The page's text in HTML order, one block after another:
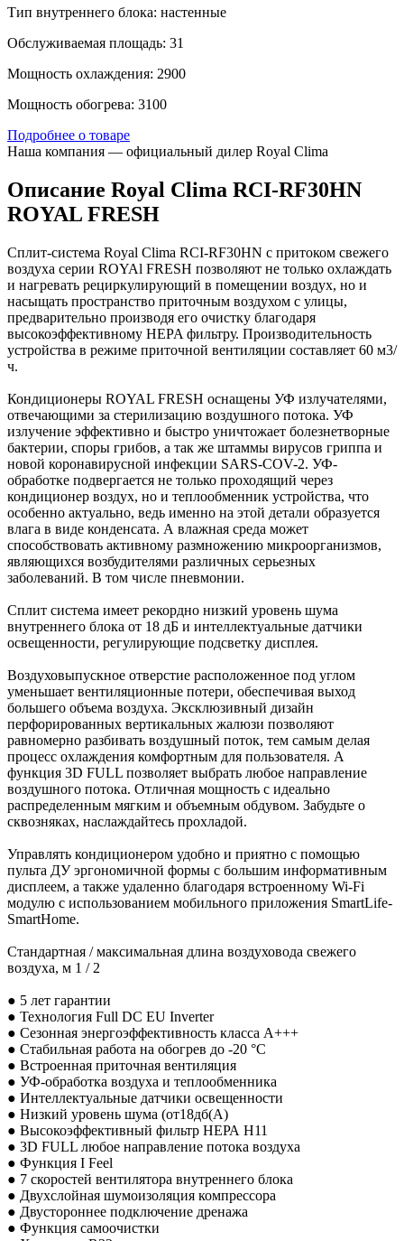
Тип внутреннего блока: настенные
Обслуживаемая площадь: 31
Мощность охлаждения: 2900
Мощность обогрева: 3100
Подробнее о товаре
Наша компания — официальный дилер Royal Clima
Описание Royal Clima RCI-RF30HN
ROYAL FRESH
Сплит-система Royal Clima RCI-RF30HN с притоком свежего
воздуха серии ROYAl FRESH позволяют не только охлаждать
и нагревать рециркулирующий в помещении воздух, но и
насыщать пространство приточным воздухом с улицы,
предварительно производя его очистку благодаря
высокоэффективному HEPA фильтру. Производительность
устройства в режиме приточной вентиляции составляет 60 м3/
ч.
Кондиционеры ROYAL FRESH оснащены УФ излучателями,
отвечающими за стерилизацию воздушного потока. УФ
излучение эффективно и быстро уничтожает болезнетворные
бактерии, споры грибов, а так же штаммы вирусов гриппа и
новой коронавирусной инфекции SARS-COV-2. УФ-
обработке подвергается не только проходящий через
кондиционер воздух, но и теплообменник устройства, что
особенно актуально, ведь именно на этой детали образуется
влага в виде конденсата. А влажная среда может
способствовать активному размножению микроорганизмов,
являющихся возбудителями различных серьезных
заболеваний. В том числе пневмонии.
Сплит система имеет рекордно низкий уровень шума
внутреннего блока от 18 дБ и интеллектуальные датчики
освещенности, регулирующие подсветку дисплея.
Воздуховыпускное отверстие расположенное под углом
уменьшает вентиляционные потери, обеспечивая выход
большего объема воздуха. Эксклюзивный дизайн
перфорированных вертикальных жалюзи позволяют
равномерно разбивать воздушный поток, тем самым делая
процесс охлаждения комфортным для пользователя. А
функция 3D FULL позволяет выбрать любое направление
воздушного потока. Отличная мощность с идеально
распределенным мягким и объемным обдувом. Забудьте о
сквозняках, наслаждайтесь прохладой.
Управлять кондиционером удобно и приятно с помощью
пульта ДУ эргономичной формы с большим информативным
дисплеем, а также удаленно благодаря встроенному Wi-Fi
модулю с использованием мобильного приложения SmartLife-
SmartHome.
Стандартная / максимальная длина воздуховода свежего
воздуха, м 1 / 2
● 5 лет гарантии
● Технология Full DC EU Inverter
● Сезонная энергоэффективность класса А+++
● Стабильная работа на обогрев до -20 °С
● Встроенная приточная вентиляция
● УФ-обработка воздуха и теплообменника
● Интеллектуальные датчики освещенности
● Низкий уровень шума (от18дб(А)
● Высокоэффективный фильтр НЕРА Н11
● 3D FULL любое направление потока воздуха
● Функция I Feel
● 7 скоростей вентилятора внутреннего блока
● Двухслойная шумоизоляция компрессора
● Двустороннее подключение дренажа
● Функция самоочистки